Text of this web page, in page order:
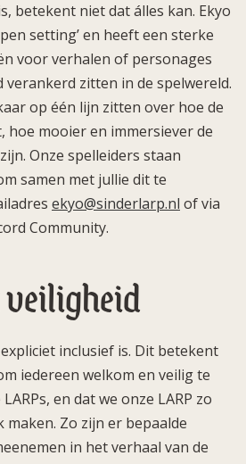
betekent niet dat álles kan. Ekyo
setting’ en heeft een sterke
voor verhalen of personages
zitten in de spelwereld.
op één lijn zitten over hoe de
hoe mooier en immersiever de
Onze spelleiders staan
samen met jullie dit te
ekyo@sinderlarp.nl of via
Community.
veiligheid
expliciet inclusief is. Dit betekent
iedereen welkom en veilig te
en dat we onze LARP zo
Zo zijn er bepaalde
in het verhaal van de